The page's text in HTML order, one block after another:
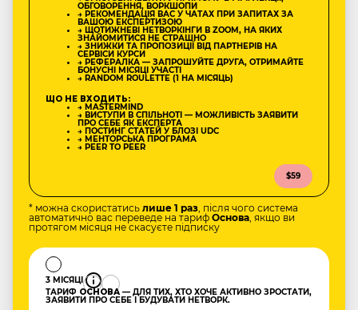
ОБГОВОРЕННЯ, ВОРКШОПИ
→ РЕКОМЕНДАЦІЯ ВАС У ЧАТАХ ПРИ ЗАПИТАХ ЗА
ВАШОЮ ЕКСПЕРТИЗОЮ
→ ЩОТИЖНЕВІ НЕТВОРКІНГИ В ZOOM, НА ЯКИХ
ЗНАЙОМИТИСЯ НЕ СТРАШНО
→ ЗНИЖКИ ТА ПРОПОЗИЦІЇ ВІД ПАРТНЕРІВ НА
СЕРВІСИ КУРСИ
→ РЕФЕРАЛКА — ЗАПРОШУЙТЕ ДРУГА, ОТРИМАЙТЕ
БОНУСНІ МІСЯЦІ УЧАСТІ
→ RANDOM ROULETTE (1 НА МІСЯЦЬ)
ЩО НЕ ВХОДИТЬ:
→ MASTERMIND
→ ВИСТУПИ В СПІЛЬНОТІ — МОЖЛИВІСТЬ ЗАЯВИТИ
ПРО СЕБЕ ЯК ЕКСПЕРТА
→ ПОСТИНГ СТАТЕЙ У БЛОЗІ UDC
→ МЕНТОРСЬКА ПРОГРАМА
→ PEER TO PEER
$59
* можна скористатись лише 1 раз, після чого система
автоматично вас переведе на тариф Основа, якщо ви
протягом місяця не скасуєте підписку
3 МІСЯЦІ
ТАРИФ ОСНОВА — ДЛЯ ТИХ, ХТО ХОЧЕ АКТИВНО ЗРОСТАТИ,
ЗАЯВИТИ ПРО СЕБЕ І БУДУВАТИ НЕТВОРК.